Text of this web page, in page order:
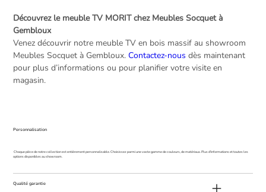
Découvrez le meuble TV MORIT chez Meubles Socquet à
Gembloux
Venez découvrir notre meuble TV en bois massif au showroom
Meubles Socquet à Gembloux.Contactez-nous dès maintenant
pour plus d’informations ou pour planifier votre visite en
magasin.
Personnalisation
Chaque pièce de notre collection est entièrement personnalisable. Choisissez parmi une vaste gamme de couleurs, de matériaux. Plus d'informations et toutes les
options disponibles au showroom.
Qualité garantie